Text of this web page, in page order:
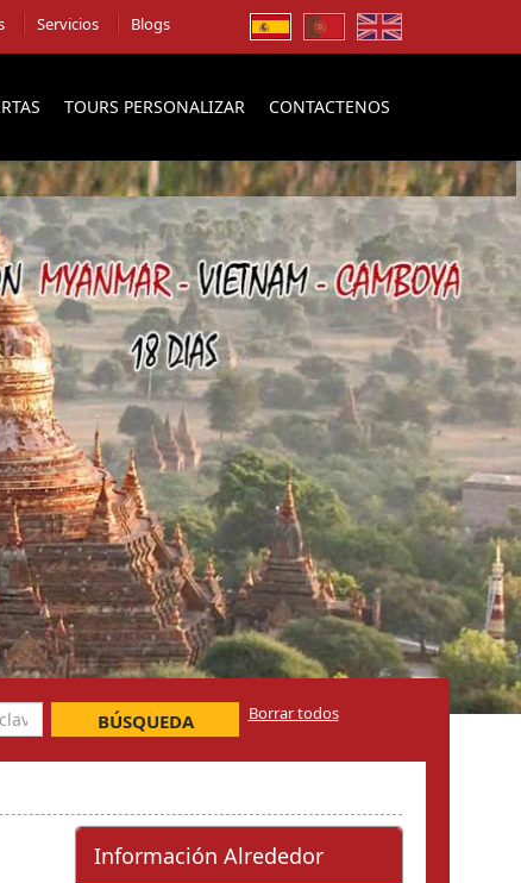
Servicios Blogs
TOURS PERSONALIZAR CONTACTENOS
BÚSQUEDA Borrar todos
Información Alrededor